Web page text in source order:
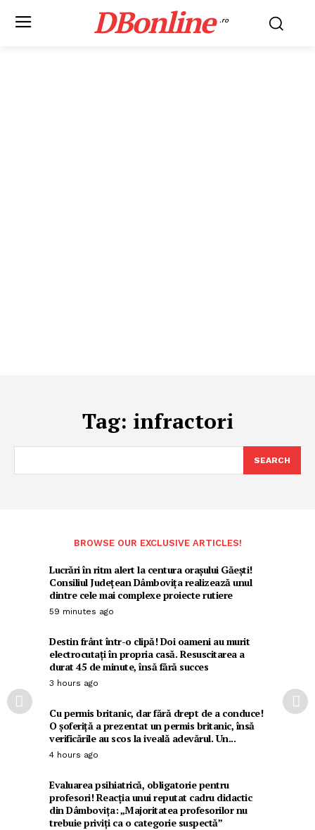
DBonline .ro
Tag: infractori
SEARCH
BROWSE OUR EXCLUSIVE ARTICLES!
Lucrări în ritm alert la centura orașului Găești!
Consiliul Județean Dâmbovița realizează unul
dintre cele mai complexe proiecte rutiere
59 minutes ago
Destin frânt într-o clipă! Doi oameni au murit
electrocutați în propria casă. Resuscitarea a
durat 45 de minute, însă fără succes
3 hours ago
Cu permis britanic, dar fără drept de a conduce!
O șoferiță a prezentat un permis britanic, însă
verificările au scos la iveală adevărul. Un...
4 hours ago
Evaluarea psihiatrică, obligatorie pentru
profesori! Reacția unui reputat cadru didactic
din Dâmbovița: „Majoritatea profesorilor nu
trebuie priviți ca o categorie suspectă”